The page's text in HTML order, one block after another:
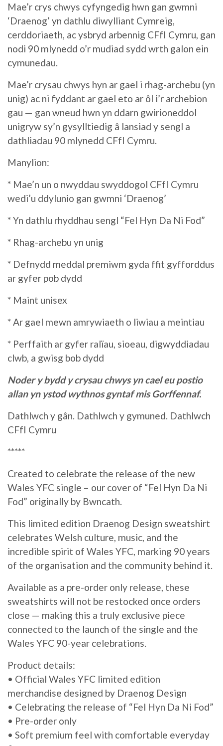
Mae’r crys chwys cyfyngedig hwn gan gwmni
‘Draenog’ yn dathlu diwylliant Cymreig,
cerddoriaeth, ac ysbryd arbennig CFfI Cymru, gan
nodi 90 mlynedd o’r mudiad sydd wrth galon ein
cymunedau.
Mae’r crysau chwys hyn ar gael i rhag-archebu (yn
unig) ac ni fyddant ar gael eto ar ôl i’r archebion
gau — gan wneud hwn yn ddarn gwirioneddol
unigryw sy’n gysylltiedig â lansiad y sengl a
dathliadau 90 mlynedd CFfI Cymru.
Manylion:
* Mae’n un o nwyddau swyddogol CFfI Cymru
wedi’u ddylunio gan gwmni ‘Draenog’
* Yn dathlu rhyddhau sengl “Fel Hyn Da Ni Fod”
* Rhag-archebu yn unig
* Defnydd meddal premiwm gyda ffit gyfforddus
ar gyfer pob dydd
* Maint unisex
* Ar gael mewn amrywiaeth o liwiau a meintiau
* Perffaith ar gyfer ralïau, sioeau, digwyddiadau
clwb, a gwisg bob dydd
Noder y bydd y crysau chwys yn cael eu postio
allan yn ystod wythnos gyntaf mis Gorffennaf.
Dathlwch y gân. Dathlwch y gymuned. Dathlwch
CFfI Cymru
*****
Created to celebrate the release of the new
Wales YFC single – our cover of “Fel Hyn Da Ni
Fod” originally by Bwncath.
This limited edition Draenog Design sweatshirt
celebrates Welsh culture, music, and the
incredible spirit of Wales YFC, marking 90 years
of the organisation and the community behind it.
Available as a pre-order only release, these
sweatshirts will not be restocked once orders
close — making this a truly exclusive piece
connected to the launch of the single and the
Wales YFC 90-year celebrations.
Product details:
• Official Wales YFC limited edition
merchandise designed by Draenog Design
• Celebrating the release of “Fel Hyn Da Ni Fod”
• Pre-order only
• Soft premium feel with comfortable everyday